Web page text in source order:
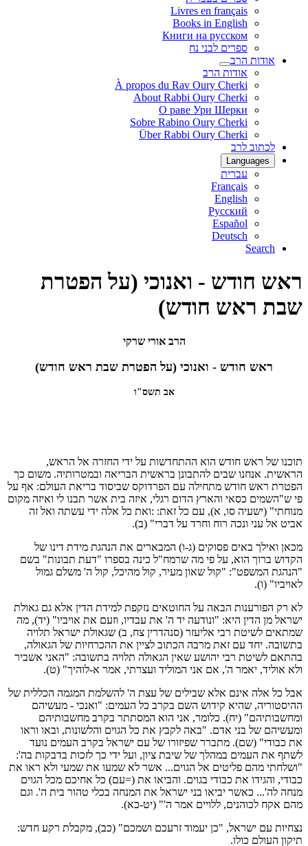
Livres en français
Books in English
Книги на русском
ספרים לבני נח
אודות הרב
אודות הרב
À propos du Rav Oury Cherki
About Rabbi Oury Cherki
О раве Ури Шерки
Sobre Rabino Oury Cherki
Über Rabbi Oury Cherki
לכתוב לרב
Languages
עברית
Français
English
Русский
Español
Deutsch
Search
ראש חודש - ואנוכי (על הפטרת
שבת ראש חודש)
הרב אורי שרקי
ראש חודש - ואנוכי (על הפטרת שבת ראש חודש)
אב תשס"ו
תוכנו של ראש חודש הוא ההתחדשות על ידי החזרה אל הראש,
הראשית. אנחנו שבים להתבונן בראשית הבריאה ובמטרותיה. משום כך
הפטרת ראש חודש מתחילה עם הפרדוקס שביסוד בריאת העולם: אף על
פי ש"השמים כסאי והארץ הדום רגלי, איזה בית אשר תבנו לי ואיזה מקום
מנוחתי" (ישעיה סו, א), עם כל זאת: :ואת כל אלה ידי עשתה ואל זה
אביט אל עני ונכה רוח וחרד על דברי" (ב).
מכאן ואילך באים פסוקים (ג-ו) המבארים את הנהגת מידת דינו של
הקדוש ברוך הוא, על פי מה שרמח"ל כינה בספרו "דעת תבונות" בשם
"הנהגת המשפט": "קול שאון מעיר, קול מהיכל, קול ה' משלם גמול
לאויביו" (ו).
לא רק הפורענות הבאה על החוטאים נזקפת למידת הדין אלא גם גאולת
ישראל מן הדין היא: "ונודעה יד ה' את עבדיו, וזעם את אויביו" (יד), מה
שמתאים לשיטת רבי אליעזר (סנהדרין צח, ב) שגאולת ישראל תלויה
בתשובה. יחד עם זאת מרבה הכתוב לציין את ההכרחיות של הגאולה,
בהתאם לשיטת רבי יהושע שאין הגאולה תלויה בתשובה: "האני אשביר
ולא אוליד, יאמר ה', אם אני המוליד ועצרתי, אמר א-לוהיך" (ט).
אבל כל אלה אינם אלא שבילים של עצת ה' להשלמת המגמה הכללית של
ההיסטוריה, שהיא קידוש השם בקרב כל העמים: "ואנכי - מעשיהם
ומחשבותיהם" (יח). כלומר, אני הוא המסתתר בקרב מחשבותיהם
ומעשיהם של בני אדם. "באה לקבץ את כל הגוים והלשונות, ובאו וראו
את כבודי" (שם). מתברר שפיזורו של עם ישראל בקרב העמים נועד
לשתף את העמים במהלך של שיבת ציון, ועל ידי כך לזכות בדבקות בה':
"ושלחתי מהם פליטים אל הגוים... אשר לא שמעו את שמעי ולא ראו את
כבודי, והגידו את כבודי בגוים. והביאו את (=עם) כל אחיכם מכל הגוים
מנחה לה'... כאשר יביאו בני ישראל את המנחה בכלי טהור בית ה'. וגם
מהם אקח לכוהנים, ללויים אמר ה'" (יט-כא).
נצחיות עם ישראל, "כן יעמוד זרעכם ושמכם" (כב), מקבלת רקע חדש:
תיקון העולם כולו.